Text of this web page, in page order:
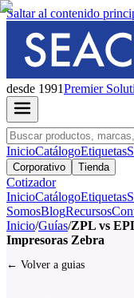
Saltar al contenido
desde 1991Premier
InicioCatálogoEtiquetas
Corporativo Tienda
Cotizador
InicioCatálogoEtiquetas
SomosBlogRecursos
Inicio/Guías/ZPL vs
Impresoras Zebra
← Volver a guias